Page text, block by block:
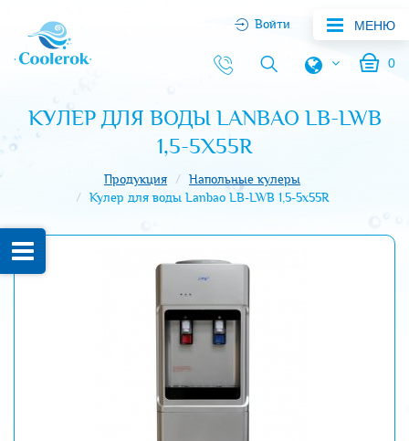
МЕНЮ
0
Войти
КУЛЕР ДЛЯ ВОДЫ LANBAO LB-LWB
1,5-5X55R
Продукция
Напольные кулеры
Кулер для воды Lanbao LB-LWB 1,5-5x55R